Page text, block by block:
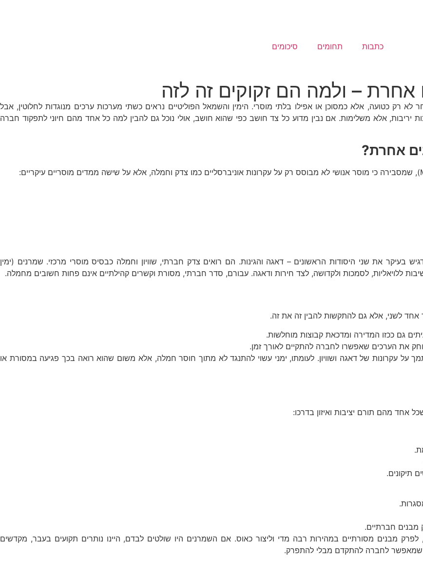
כתבות תחומים סיכומים
– ולמה הם זקוקים זה לזה
רק כטועה, אלא כמסוכן או אפילו בלתי מוסרי. הימין והשמאל הפוליטיים נראים כשתי מערכות ערכים מנוגדות לחלוטין, אבל
יריבות, אלא משלימות. אם נבין מדוע כל צד חושב כפי שהוא חושב, אולי נוכל גם להבין למה כל אחד מהם חיוני לתפקוד חברה
אחרת?
בעיקר את שני היסודות הראשונים – דאגה והגינות. הם רואים צדק חברתי, שוויון וחמלה כבסיס מוסרי מרכזי. שמרנים (ימין
ללויאליות, לסמכות ולקדושה, לצד חירות ודאגה. עבורם, סדר חברתי, מסורת וקשרים קהילתיים אינם פחות חשובים מחמלה.
אחד לשני, אלא גם להתקשות להבין זה את זה.
גם ככזו המדירה ומדכאת קבוצות מוחלשות.
את הערכים שאפשרו לחברה להתקיים לאורך זמן.
על עקרונות של דאגה ושוויון. לעומתו, ימני עשוי להתנגד לא מתוך חוסר חמלה, אלא משום שהוא רואה בכך פגיעה במסורת או
אחד מהם תורם יציבות ואיזון בדרכו:
תיקונים.
מבנים חברתיים.
מבנים מסורתיים במהירות רבה מדי וליצור כאוס. אם השמרנים היו שולטים לבדם, היינו נותרים תקועים בעבר, מקדשים
זה שמאפשר לחברה להתקדם מבלי להתפרק.